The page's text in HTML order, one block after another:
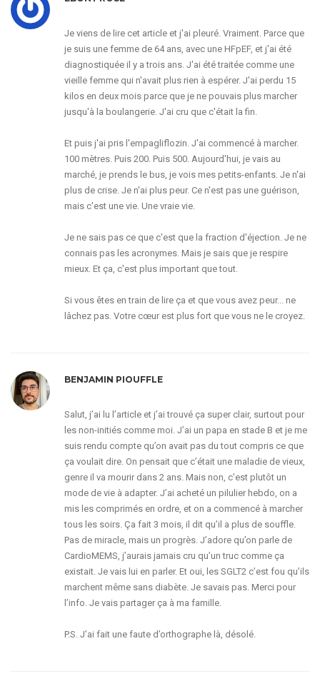
Je viens de lire cet article et j'ai pleuré. Vraiment. Parce que
je suis une femme de 64 ans, avec une HFpEF, et j'ai été
diagnostiquée il y a trois ans. J'ai été traitée comme une
vieille femme qui n'avait plus rien à espérer. J'ai perdu 15
kilos en deux mois parce que je ne pouvais plus marcher
jusqu'à la boulangerie. J'ai cru que c'était la fin.
Et puis j'ai pris l'empagliflozin. J'ai commencé à marcher.
100 mètres. Puis 200. Puis 500. Aujourd'hui, je vais au
marché, je prends le bus, je vois mes petits-enfants. Je n'ai
plus de crise. Je n'ai plus peur. Ce n'est pas une guérison,
mais c'est une vie. Une vraie vie.
Je ne sais pas ce que c'est que la fraction d'éjection. Je ne
connais pas les acronymes. Mais je sais que je respire
mieux. Et ça, c'est plus important que tout.
Si vous êtes en train de lire ça et que vous avez peur... ne
lâchez pas. Votre cœur est plus fort que vous ne le croyez.
BENJAMIN PIOUFFLE
Salut, j’ai lu l’article et j’ai trouvé ça super clair, surtout pour
les non-initiés comme moi. J’ai un papa en stade B et je me
suis rendu compte qu’on avait pas du tout compris ce que
ça voulait dire. On pensait que c’était une maladie de vieux,
genre il va mourir dans 2 ans. Mais non, c’est plutôt un
mode de vie à adapter. J’ai acheté un pilulier hebdo, on a
mis les comprimés en ordre, et on a commencé à marcher
tous les soirs. Ça fait 3 mois, il dit qu’il a plus de souffle.
Pas de miracle, mais un progrès. J’adore qu’on parle de
CardioMEMS, j’aurais jamais cru qu’un truc comme ça
existait. Je vais lui en parler. Et oui, les SGLT2 c’est fou qu’ils
marchent même sans diabète. Je savais pas. Merci pour
l’info. Je vais partager ça à ma famille.
P.S. J’ai fait une faute d’orthographe là, désolé.